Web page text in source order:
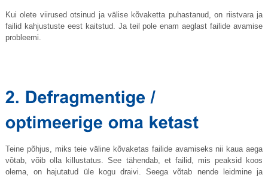
Kui olete viirused otsinud ja välise kõvaketta puhastanud, on riistvara ja
failid kahjustuste eest kaitstud. Ja teil pole enam aeglast failide avamise
probleemi.
Teine põhjus, miks teie väline kõvaketas failide avamiseks nii kaua aega
võtab, võib olla killustatus. See tähendab, et failid, mis peaksid koos
olema, on hajutatud üle kogu draivi. Seega võtab nende leidmine ja